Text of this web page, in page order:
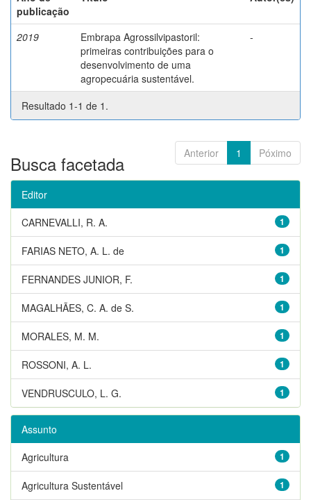
publicação
2019
Embrapa Agrossilvipastoril:
primeiras contribuições para o
desenvolvimento de uma
agropecuária sustentável.
-
Resultado 1-1 de 1.
Anterior 1 Póximo
Busca facetada
Editor
1
CARNEVALLI, R. A.
1
FARIAS NETO, A. L. de
1
FERNANDES JUNIOR, F.
1
MAGALHÃES, C. A. de S.
1
MORALES, M. M.
1
ROSSONI, A. L.
1
VENDRUSCULO, L. G.
Assunto
1
Agricultura
1
Agricultura Sustentável